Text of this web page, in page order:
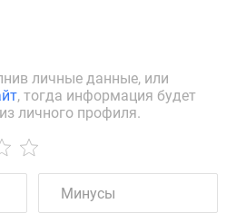
личные данные, или
, тогда информация будет
личного профиля.